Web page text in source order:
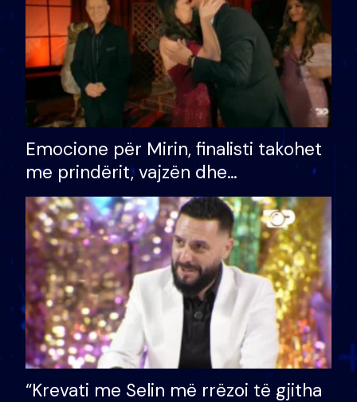
Emocione për Mirin, finalisti takohet
me prindërit, vajzën dhe
bashkëshorten: S’kemi ndonjë letër
divorci apo jo?
“Krevati me Selin më rrëzoi të gjitha